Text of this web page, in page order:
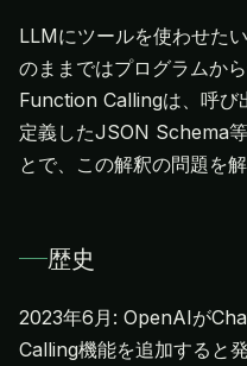
LLMにツールを使わせた
のままではプログラムか
Function Callingは、呼び
定義したJSON Schema
とで、この解釈の問題を
歴史
2023年6月: OpenAIが
Calling機能を追加すると